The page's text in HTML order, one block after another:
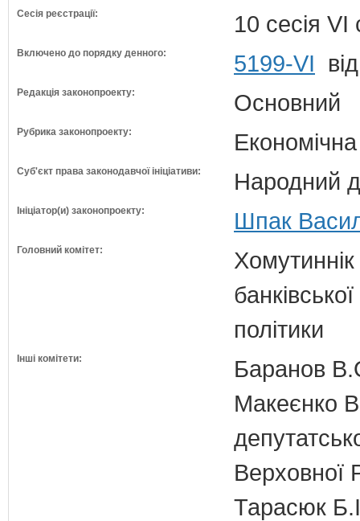
Сесія реєстрації: 10 сесія VI
Включено до порядку денного: 5199-VI
Редакція законопроекту: Основний
Рубрика законопроекту:
Суб'єкт права законодавчої ініціативи: Народний
Ініціатор(и) законопроекту: Шпак
Головний комітет:
політики
Інші комітети:
Баранов
Макеєнко
Верховної
Тарасюк